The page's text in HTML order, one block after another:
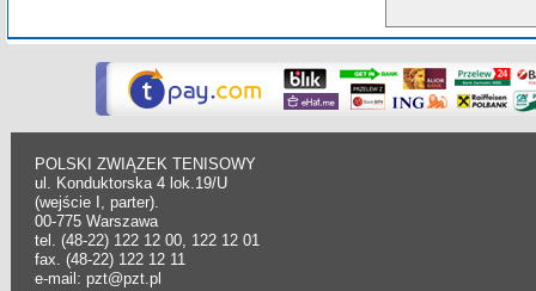
POLSKI ZWIĄZEK TENISOWY
ul. Konduktorska 4 lok.19/U
(wejście I, parter).
00-775 Warszawa
tel. (48-22) 122 12 00, 122 12 01
fax. (48-22) 122 12 11
e-mail: pzt@pzt.pl